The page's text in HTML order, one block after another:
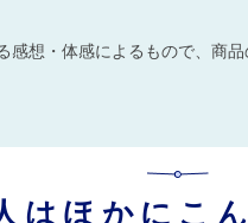
想・体感によるもので、商
はほかにこ